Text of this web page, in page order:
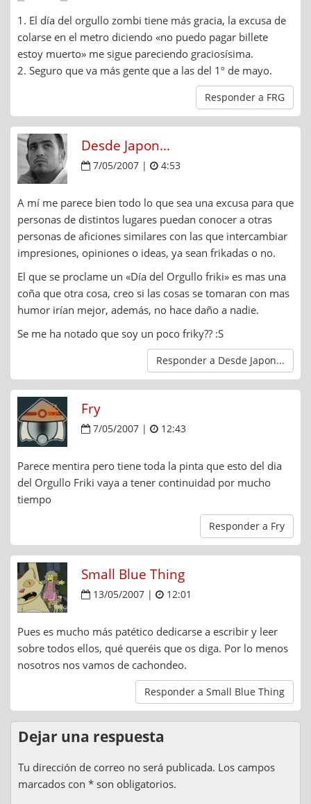
1. El día del orgullo zombi tiene más gracia, la excusa de
colarse en el metro diciendo «no puedo pagar billete
estoy muerto» me sigue pareciendo graciosísima.
2. Seguro que va más gente que a las del 1º de mayo.
Responder a FRG
Desde Japon...
7/05/2007 | 4:53
A mí me parece bien todo lo que sea una excusa para que
personas de distintos lugares puedan conocer a otras
personas de aficiones similares con las que intercambiar
impresiones, opiniones o ideas, ya sean frikadas o no.
El que se proclame un «Día del Orgullo friki» es mas una
coña que otra cosa, creo si las cosas se tomaran con mas
humor irían mejor, además, no hace daño a nadie.
Se me ha notado que soy un poco friky?? :S
Responder a Desde Japon...
Fry
7/05/2007 | 12:43
Parece mentira pero tiene toda la pinta que esto del dia
del Orgullo Friki vaya a tener continuidad por mucho
tiempo
Responder a Fry
Small Blue Thing
13/05/2007 | 12:01
Pues es mucho más patético dedicarse a escribir y leer
sobre todos ellos, qué queréis que os diga. Por lo menos
nosotros nos vamos de cachondeo.
Responder a Small Blue Thing
Dejar una respuesta
Tu dirección de correo no será publicada. Los campos
marcados con * son obligatorios.